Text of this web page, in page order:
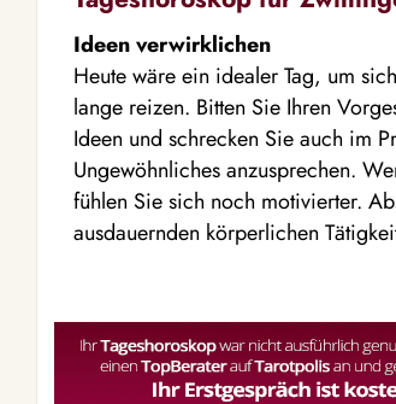
Ideen verwirklichen
Heute wäre ein idealer Tag, um
lange reizen. Bitten Sie Ihren
Ideen und schrecken Sie auch im
Ungewöhnliches anzusprechen.
fühlen Sie sich noch motivierter.
ausdauernden körperlichen